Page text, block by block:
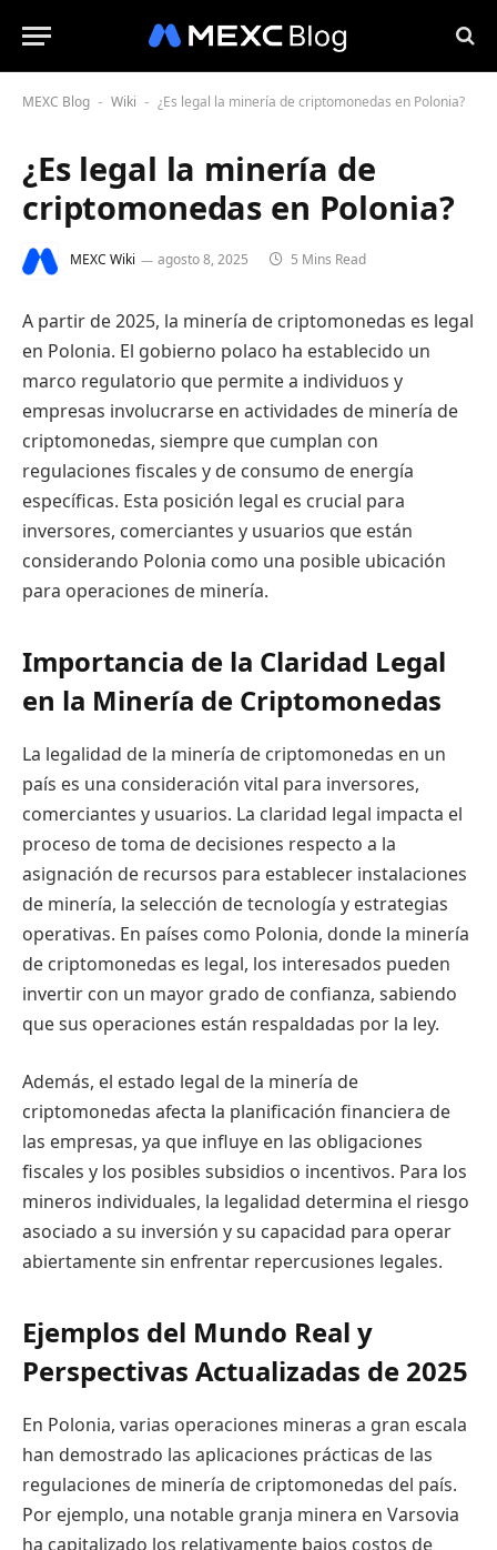
MEXC Blog - Wiki - ¿Es legal la minería de criptomonedas en Polonia?
¿Es legal la minería de
criptomonedas en Polonia?
MEXC Wiki agosto 8, 2025 5 Mins Read
A partir de 2025, la minería de criptomonedas es legal
en Polonia. El gobierno polaco ha establecido un
marco regulatorio que permite a individuos y
empresas involucrarse en actividades de minería de
criptomonedas, siempre que cumplan con
regulaciones fiscales y de consumo de energía
específicas. Esta posición legal es crucial para
inversores, comerciantes y usuarios que están
considerando Polonia como una posible ubicación
para operaciones de minería.
Importancia de la Claridad Legal
en la Minería de Criptomonedas
La legalidad de la minería de criptomonedas en un
país es una consideración vital para inversores,
comerciantes y usuarios. La claridad legal impacta el
proceso de toma de decisiones respecto a la
asignación de recursos para establecer instalaciones
de minería, la selección de tecnología y estrategias
operativas. En países como Polonia, donde la minería
de criptomonedas es legal, los interesados pueden
invertir con un mayor grado de confianza, sabiendo
que sus operaciones están respaldadas por la ley.
Además, el estado legal de la minería de
criptomonedas afecta la planificación financiera de
las empresas, ya que influye en las obligaciones
fiscales y los posibles subsidios o incentivos. Para los
mineros individuales, la legalidad determina el riesgo
asociado a su inversión y su capacidad para operar
abiertamente sin enfrentar repercusiones legales.
Ejemplos del Mundo Real y
Perspectivas Actualizadas de 2025
En Polonia, varias operaciones mineras a gran escala
han demostrado las aplicaciones prácticas de las
regulaciones de minería de criptomonedas del país.
Por ejemplo, una notable granja minera en Varsovia
ha capitalizado los relativamente bajos costos de